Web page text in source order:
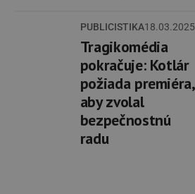
PUBLICISTIKA18.03.2025
Tragikomédia
pokračuje: Kotlár
požiada premiéra,
aby zvolal
bezpečnostnú
radu